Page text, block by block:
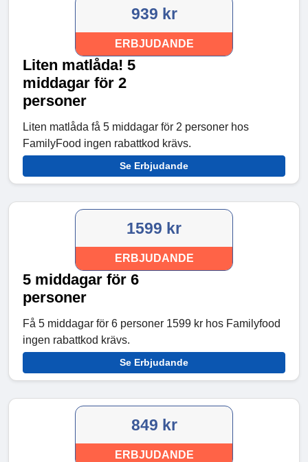
939 kr
ERBJUDANDE
Liten matlåda! 5
middagar för 2
personer
Liten matlåda få 5 middagar för 2 personer hos
FamilyFood ingen rabattkod krävs.
Se Erbjudande
1599 kr
ERBJUDANDE
5 middagar för 6
personer
Få 5 middagar för 6 personer 1599 kr hos Familyfood
ingen rabattkod krävs.
Se Erbjudande
849 kr
ERBJUDANDE